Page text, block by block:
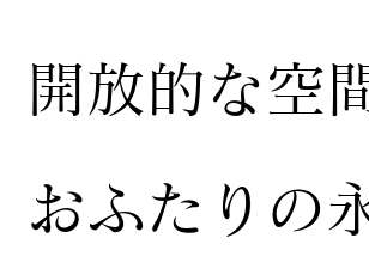
開放的な空
おふたりの